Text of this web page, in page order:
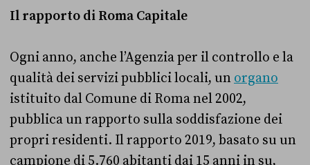
Il rapporto di Roma Capitale
Ogni anno, anche l’Agenzia per il controllo e la
qualità dei servizi pubblici locali, un organo
istituito dal Comune di Roma nel 2002,
pubblica un rapporto sulla soddisfazione dei
propri residenti. Il rapporto 2019, basato su un
campione di 5.760 abitanti dai 15 anni in su,